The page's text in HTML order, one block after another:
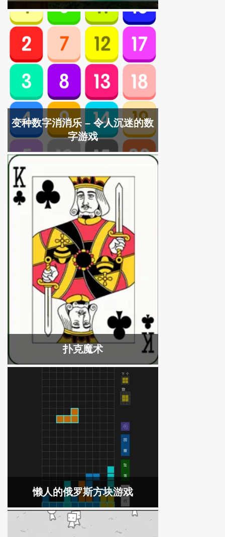
变种数字消消乐 – 令人沉迷的数
字游戏
扑克魔术
懒人的俄罗斯方块游戏